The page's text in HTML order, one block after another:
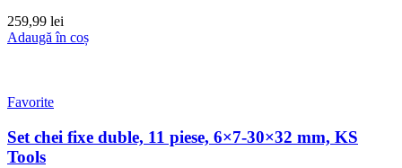
259,99 lei
Adaugă în coș
Favorite
Set chei fixe duble, 11 piese, 6×7-30×32 mm, KS
Tools